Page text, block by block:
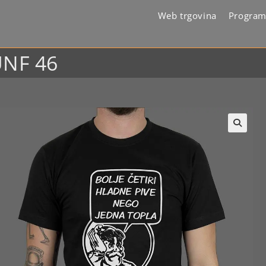
Web trgovina
46